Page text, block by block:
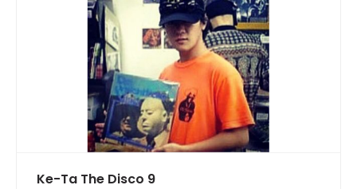
Ke-Ta The Disco 9